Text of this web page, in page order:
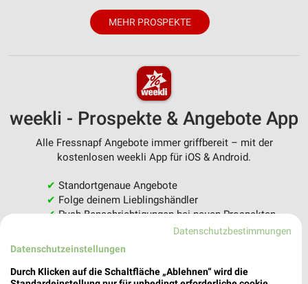
MEHR PROSPEKTE
weekli - Prospekte & Angebote App
Alle Fressnapf Angebote immer griffbereit – mit der
kostenlosen weekli App für iOS & Android.
✔ Standortgenaue Angebote
✔ Folge deinem Lieblingshändler
✔Push-Benachrichtigungen bei neuen Prospekten
Einkaufsliste - Einkauf stressfrei planen
Datenschutzbestimmungen
Datenschutzeinstellungen
Durch Klicken auf die Schaltfläche „Ablehnen“ wird die